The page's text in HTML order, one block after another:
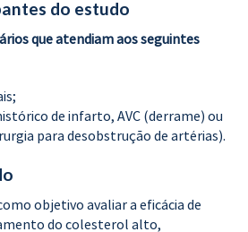
do estudo
que atendiam aos seguintes
de infarto, AVC (derrame) ou
para desobstrução de artérias).
objetivo avaliar a eficácia de
do colesterol alto,